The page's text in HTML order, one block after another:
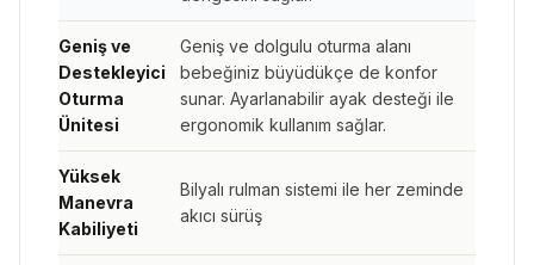
Geniş ve
Destekleyici
Oturma
Ünitesi
Geniş ve dolgulu oturma alanı
bebeğiniz büyüdükçe de konfor
sunar. Ayarlanabilir ayak desteği ile
ergonomik kullanım sağlar.
Yüksek
Manevra
Kabiliyeti
Bilyalı rulman sistemi ile her zeminde
akıcı sürüş